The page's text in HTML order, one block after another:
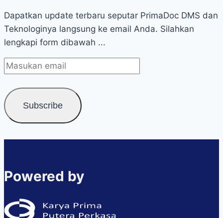
Dapatkan update terbaru seputar PrimaDoc DMS dan
Teknologinya langsung ke email Anda. Silahkan
lengkapi form dibawah ...
Powered by